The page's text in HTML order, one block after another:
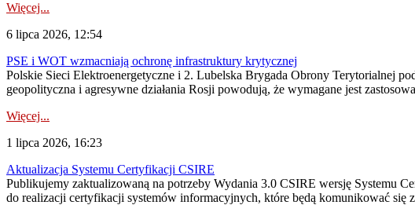
Więcej...
6 lipca 2026, 12:54
PSE i WOT wzmacniają ochronę infrastruktury krytycznej
Polskie Sieci Elektroenergetyczne i 2. Lubelska Brygada Obrony Terytorialnej
geopolityczna i agresywne działania Rosji powodują, że wymagane jest
Więcej...
1 lipca 2026, 16:23
Aktualizacja Systemu Certyfikacji CSIRE
Publikujemy zaktualizowaną na potrzeby Wydania 3.0 CSIRE wersję Systemu
do realizacji certyfikacji systemów informacyjnych, które będą komunikować